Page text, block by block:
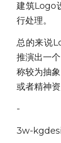
建筑Logo
行处理。
总的来说
推演出一
称较为抽
或者精神
-
3w-